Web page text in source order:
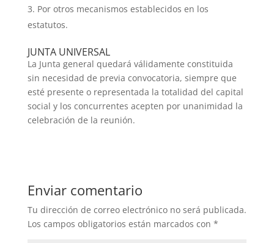
Por otros mecanismos establecidos en los
estatutos.
JUNTA UNIVERSAL
La Junta general quedará válidamente constituida
sin necesidad de previa convocatoria, siempre que
esté presente o representada la totalidad del capital
social y los concurrentes acepten por unanimidad la
celebración de la reunión.
Enviar comentario
Tu dirección de correo electrónico no será publicada.
Los campos obligatorios están marcados con *